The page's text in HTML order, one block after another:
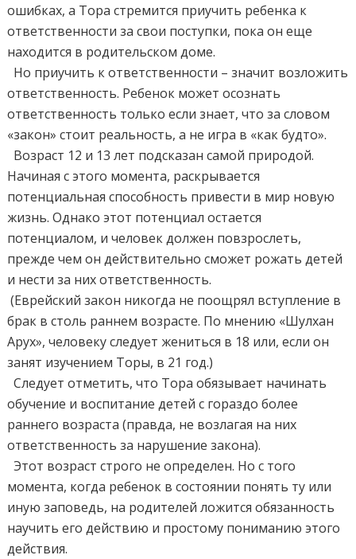
ошибках, а Тора стремится приучить ребенка к
ответственности за свои поступки, пока он еще
находится в родительском доме.
Но приучить к ответственности – значит возложить
ответственность. Ребенок может осознать
ответственность только если знает, что за словом
«закон» стоит реальность, а не игра в «как будто».
Возраст 12 и 13 лет подсказан самой природой.
Начиная с этого момента, раскрывается
потенциальная способность привести в мир новую
жизнь. Однако этот потенциал остается
потенциалом, и человек должен повзрослеть,
прежде чем он действительно сможет рожать детей
и нести за них ответственность.
(Еврейский закон никогда не поощрял вступление в
брак в столь раннем возрасте. По мнению «Шулхан
Арух», человеку следует жениться в 18 или, если он
занят изучением Торы, в 21 год.)
Следует отметить, что Тора обязывает начинать
обучение и воспитание детей с гораздо более
раннего возраста (правда, не возлагая на них
ответственность за нарушение закона).
Этот возраст строго не определен. Но с того
момента, когда ребенок в состоянии понять ту или
иную заповедь, на родителей ложится обязанность
научить его действию и простому пониманию этого
действия.